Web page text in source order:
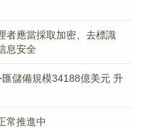
者應當採取加密、去標識
息安全
儲備規模34188億美元 升
常推進中